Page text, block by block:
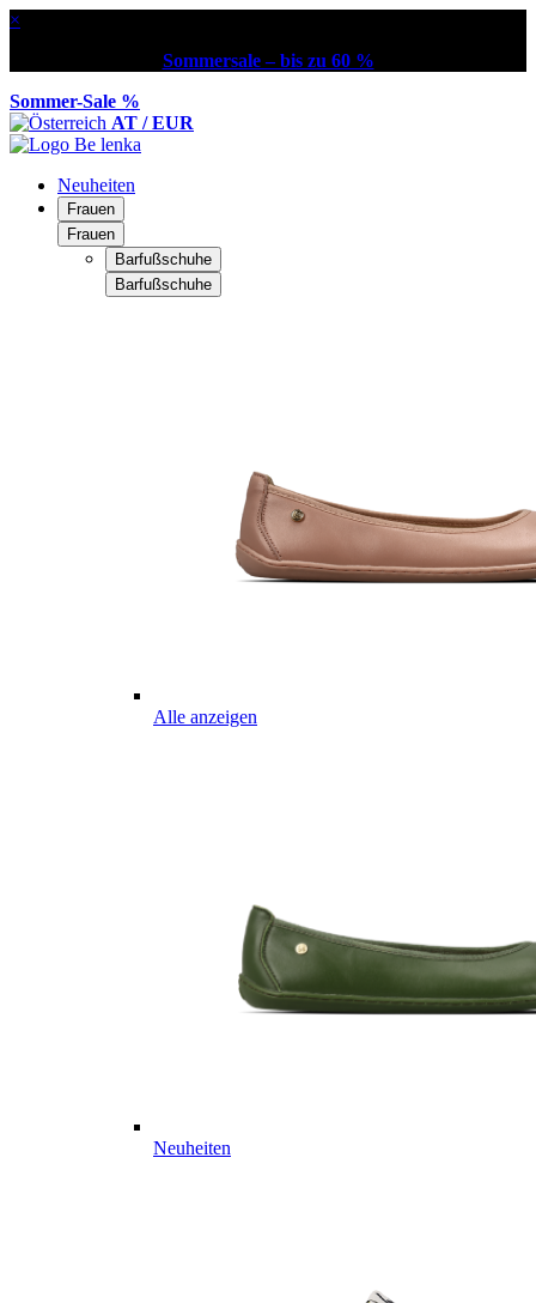
×
Sommersale – bis zu 60 %
Sommer-Sale %
AT / EUR
Neuheiten
Frauen
Frauen
Barfußschuhe
Barfußschuhe
Alle anzeigen
Neuheiten